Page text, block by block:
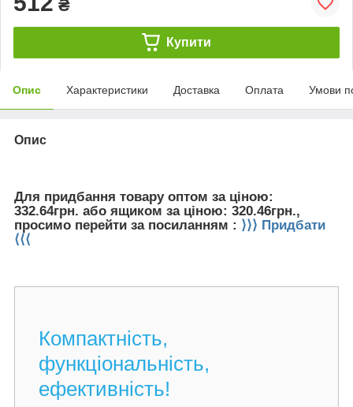
₴
Купити
Опис Характеристики Доставка Оплата Умови
Опис
Для придбання товару оптом за ціною:
332.64грн. або ящиком за ціною: 320.46грн.,
просимо перейти за посиланням : ⟩⟩⟩ Придбати
⟨⟨⟨
Компактність,
функціональність,
ефективність!